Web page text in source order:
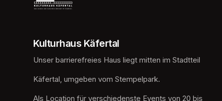
Kulturhaus Käfertal
Unser barrierefreies Haus liegt mitten im Stadtteil
Käfertal, umgeben vom Stempelpark.
Als Location für verschiedenste Events von 20 bis